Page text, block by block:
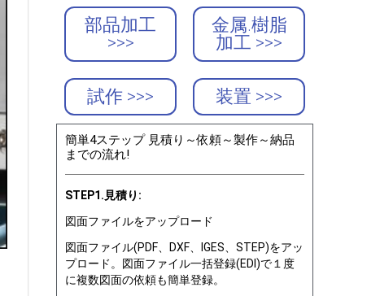
部品加工
>>>
金属.樹脂
加工 >>>
試作 >>> 装置 >>>
簡単4ステップ 見積り～依頼～製作～納品
までの流れ!
STEP1.見積り:
図面ファイルをアップロード
図面ファイル(PDF、DXF、IGES、STEP)をアッ
プロード。図面ファイル一括登録(EDI)で１度
に複数図面の依頼も簡単登録。